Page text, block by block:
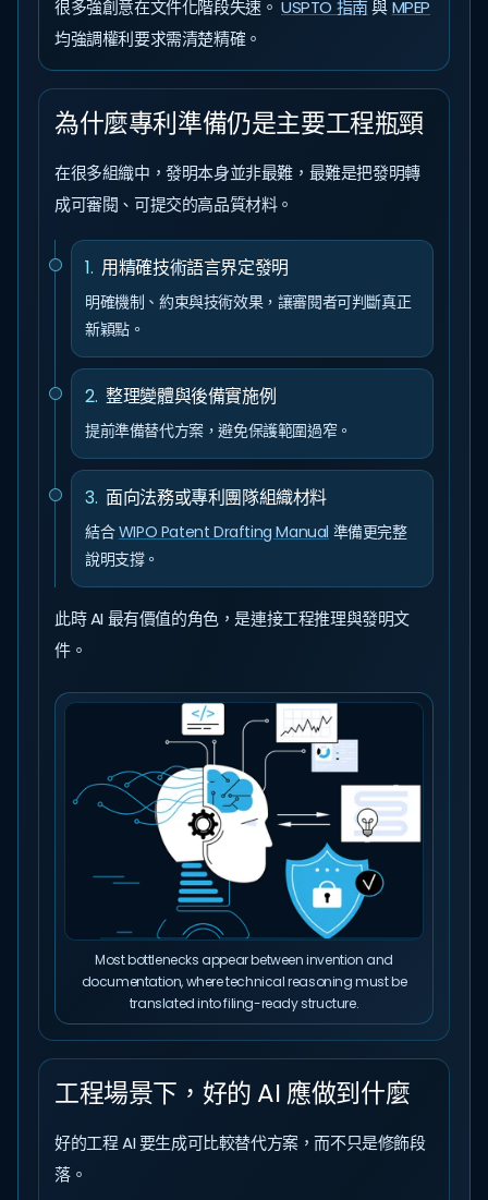
很多強創意在文件化階段失速。USPTO 指南與MPEP
均強調權利要求需清楚精確。
為什麼專利準備仍是主要工程瓶頸
在很多組織中，發明本身並非最難，最難是把發明轉
成可審閱、可提交的高品質材料。
1. 用精確技術語言界定發明
明確機制、約束與技術效果，讓審閱者可判斷真正
新穎點。
2. 整理變體與後備實施例
提前準備替代方案，避免保護範圍過窄。
3. 面向法務或專利團隊組織材料
結合WIPO Patent Drafting Manual 準備更完整
說明支撐。
此時 AI 最有價值的角色，是連接工程推理與發明文
件。
Most bottlenecks appear between invention and
documentation, where technical reasoning must be
translated into filing-ready structure.
工程場景下，好的 AI 應做到什麼
好的工程 AI 要生成可比較替代方案，而不只是修飾段
落。